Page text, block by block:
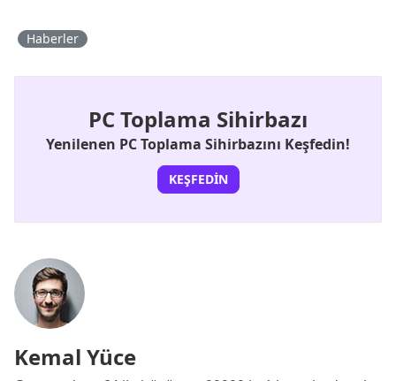
Haberler
PC Toplama Sihirbazı
Yenilenen PC Toplama Sihirbazını Keşfedin!
KEŞFEDIN
Kemal Yüce